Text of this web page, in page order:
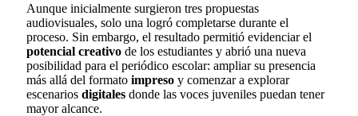
Aunque inicialmente surgieron tres propuestas
audiovisuales, solo una logró completarse durante el
proceso. Sin embargo, el resultado permitió evidenciar el
potencial creativo de los estudiantes y abrió una nueva
posibilidad para el periódico escolar: ampliar su presencia
más allá del formato impreso y comenzar a explorar
escenarios digitales donde las voces juveniles puedan tener
mayor alcance.